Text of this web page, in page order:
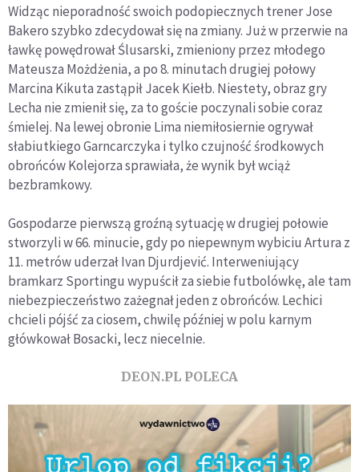
Widząc nieporadność swoich podopiecznych trener Jose
Bakero szybko zdecydował się na zmiany. Już w przerwie na
ławkę powędrował Ślusarski, zmieniony przez młodego
Mateusza Możdżenia, a po 8. minutach drugiej połowy
Marcina Kikuta zastąpił Jacek Kiełb. Niestety, obraz gry
Lecha nie zmienił się, za to goście poczynali sobie coraz
śmielej. Na lewej obronie Lima niemiłosiernie ogrywał
słabiutkiego Garncarczyka i tylko czujność środkowych
obrońców Kolejorza sprawiała, że wynik był wciąż
bezbramkowy.
Gospodarze pierwszą groźną sytuację w drugiej połowie
stworzyli w 66. minucie, gdy po niepewnym wybiciu Artura z
11. metrów uderzał Ivan Djurdjević. Interweniujący
bramkarz Sportingu wypuścił za siebie futbolówkę, ale tam
niebezpieczeństwo zażegnał jeden z obrońców. Lechici
chcieli pójść za ciosem, chwilę później w polu karnym
główkował Bosacki, lecz niecelnie.
DEON.PL POLECA